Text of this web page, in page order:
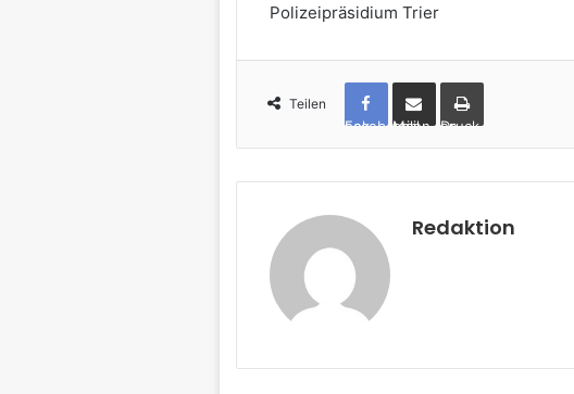
Polizeipräsidium Trier
Teilen
Facebook per Mail teilen Drucken
Redaktion